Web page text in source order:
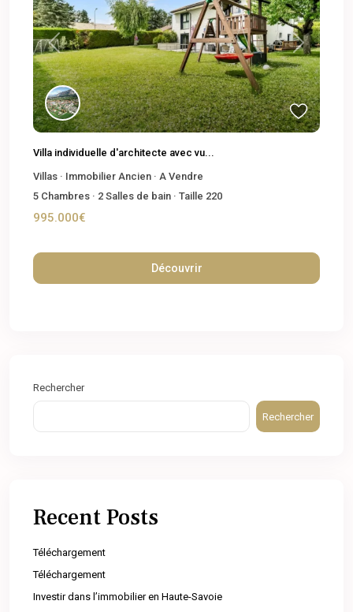
Previous Next
Villa individuelle d'architecte avec vu...
Villas · Immobilier Ancien · A Vendre
5 Chambres · 2 Salles de bain · Taille 220
995.000€
Découvrir
Rechercher
Rechercher
Recent Posts
Téléchargement
Téléchargement
Investir dans l’immobilier en Haute-Savoie